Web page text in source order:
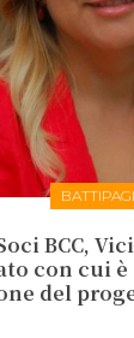
BCC,
con cui è
del